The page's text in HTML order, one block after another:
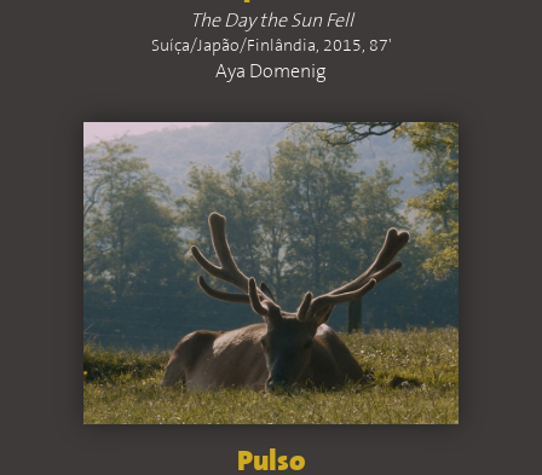
The Day the Sun Fell
Suíça/Japão/Finlândia, 2015, 87'
Aya Domenig
Pulso